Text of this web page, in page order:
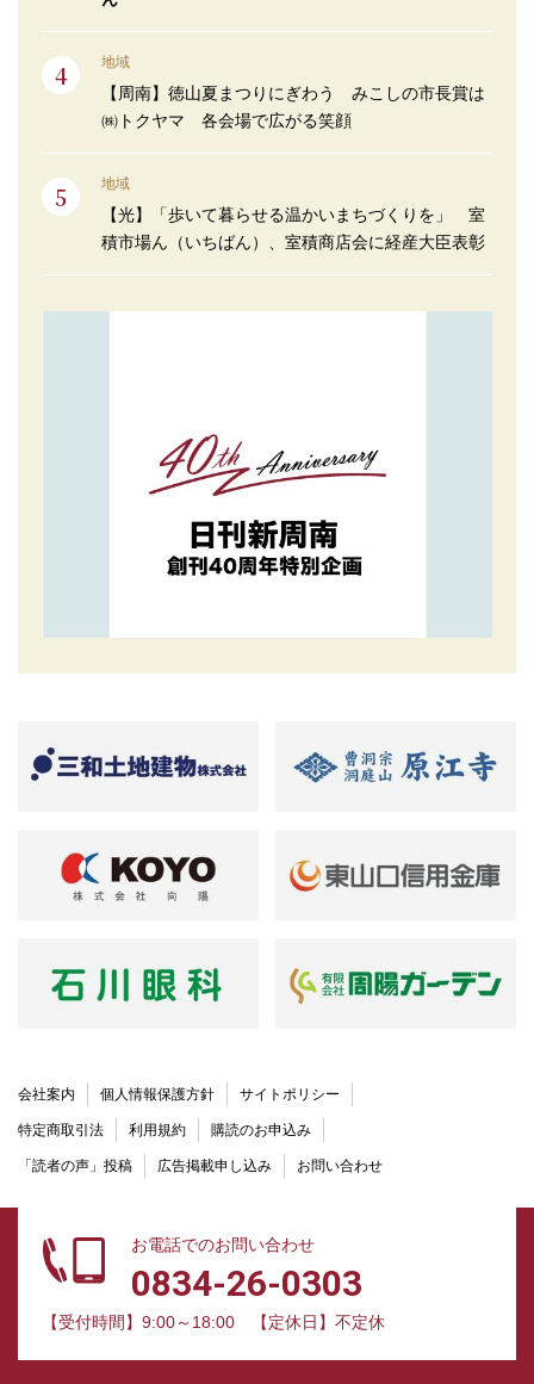
地域
【周南】徳山夏まつりにぎわう みこしの市長賞は
㈱トクヤマ 各会場で広がる笑顔
地域
【光】「歩いて暮らせる温かいまちづくりを」 室
積市場ん（いちばん）、室積商店会に経産大臣表彰
会社案内 個人情報保護方針 サイトポリシー
特定商取引法 利用規約 購読のお申込み
「読者の声」投稿 広告掲載申し込み お問い合わせ
お電話でのお問い合わせ
0834-26-0303
【受付時間】9:00～18:00 【定休日】不定休